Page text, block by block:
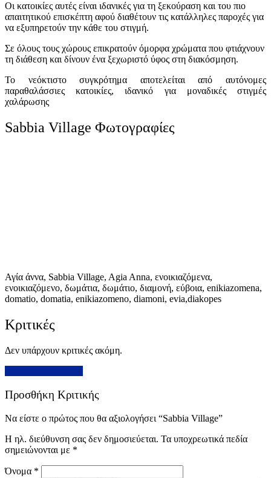
Οι κατοικίες αυτές είναι ιδανικές για τη ξεκούραση και του πιο
απαιτητικού επισκέπτη αφού διαθέτουν τις κατάλληλες παροχές για
να εξυπηρετούν την κάθε του στιγμή.
Σε όλους τους χώρους επικρατούν όμορφα χρώματα που φτιάχνουν
τη διάθεση και δίνουν ένα ξεχωριστό ύφος στη διακόσμηση.
Το νεόκτιστο συγκρότημα αποτελείται από αυτόνομες
παραθαλάσσιες κατοικίες, ιδανικό για μοναδικές στιγμές
χαλάρωσης
Sabbia Village Φωτογραφίες
Αγία άννα, Sabbia Village, Agia Anna, ενοικιαζόμενα,
ενοικιαζόμενο, δωμάτια, δωμάτιο, διαμονή, εύβοια, enikiazomena,
domatio, domatia, enikiazomeno, diamoni, evia,diakopes
Κριτικές
Δεν υπάρχουν κριτικές ακόμη.
Προσθήκη Κριτικής
Να είστε ο πρώτος που θα αξιολογήσει “Sabbia Village”
Η ηλ. διεύθυνση σας δεν δημοσιεύεται. Τα υποχρεωτικά πεδία
σημειώνονται με *
Όνομα *